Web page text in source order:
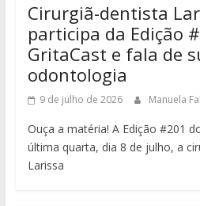
Cirurgiã-dentista
participa da Edição
GritaCast e fala de
odontologia
9 de julho de 2026 Manuela
Ouça a matéria! A Edição #201
última quarta, dia 8 de julho, a
Larissa